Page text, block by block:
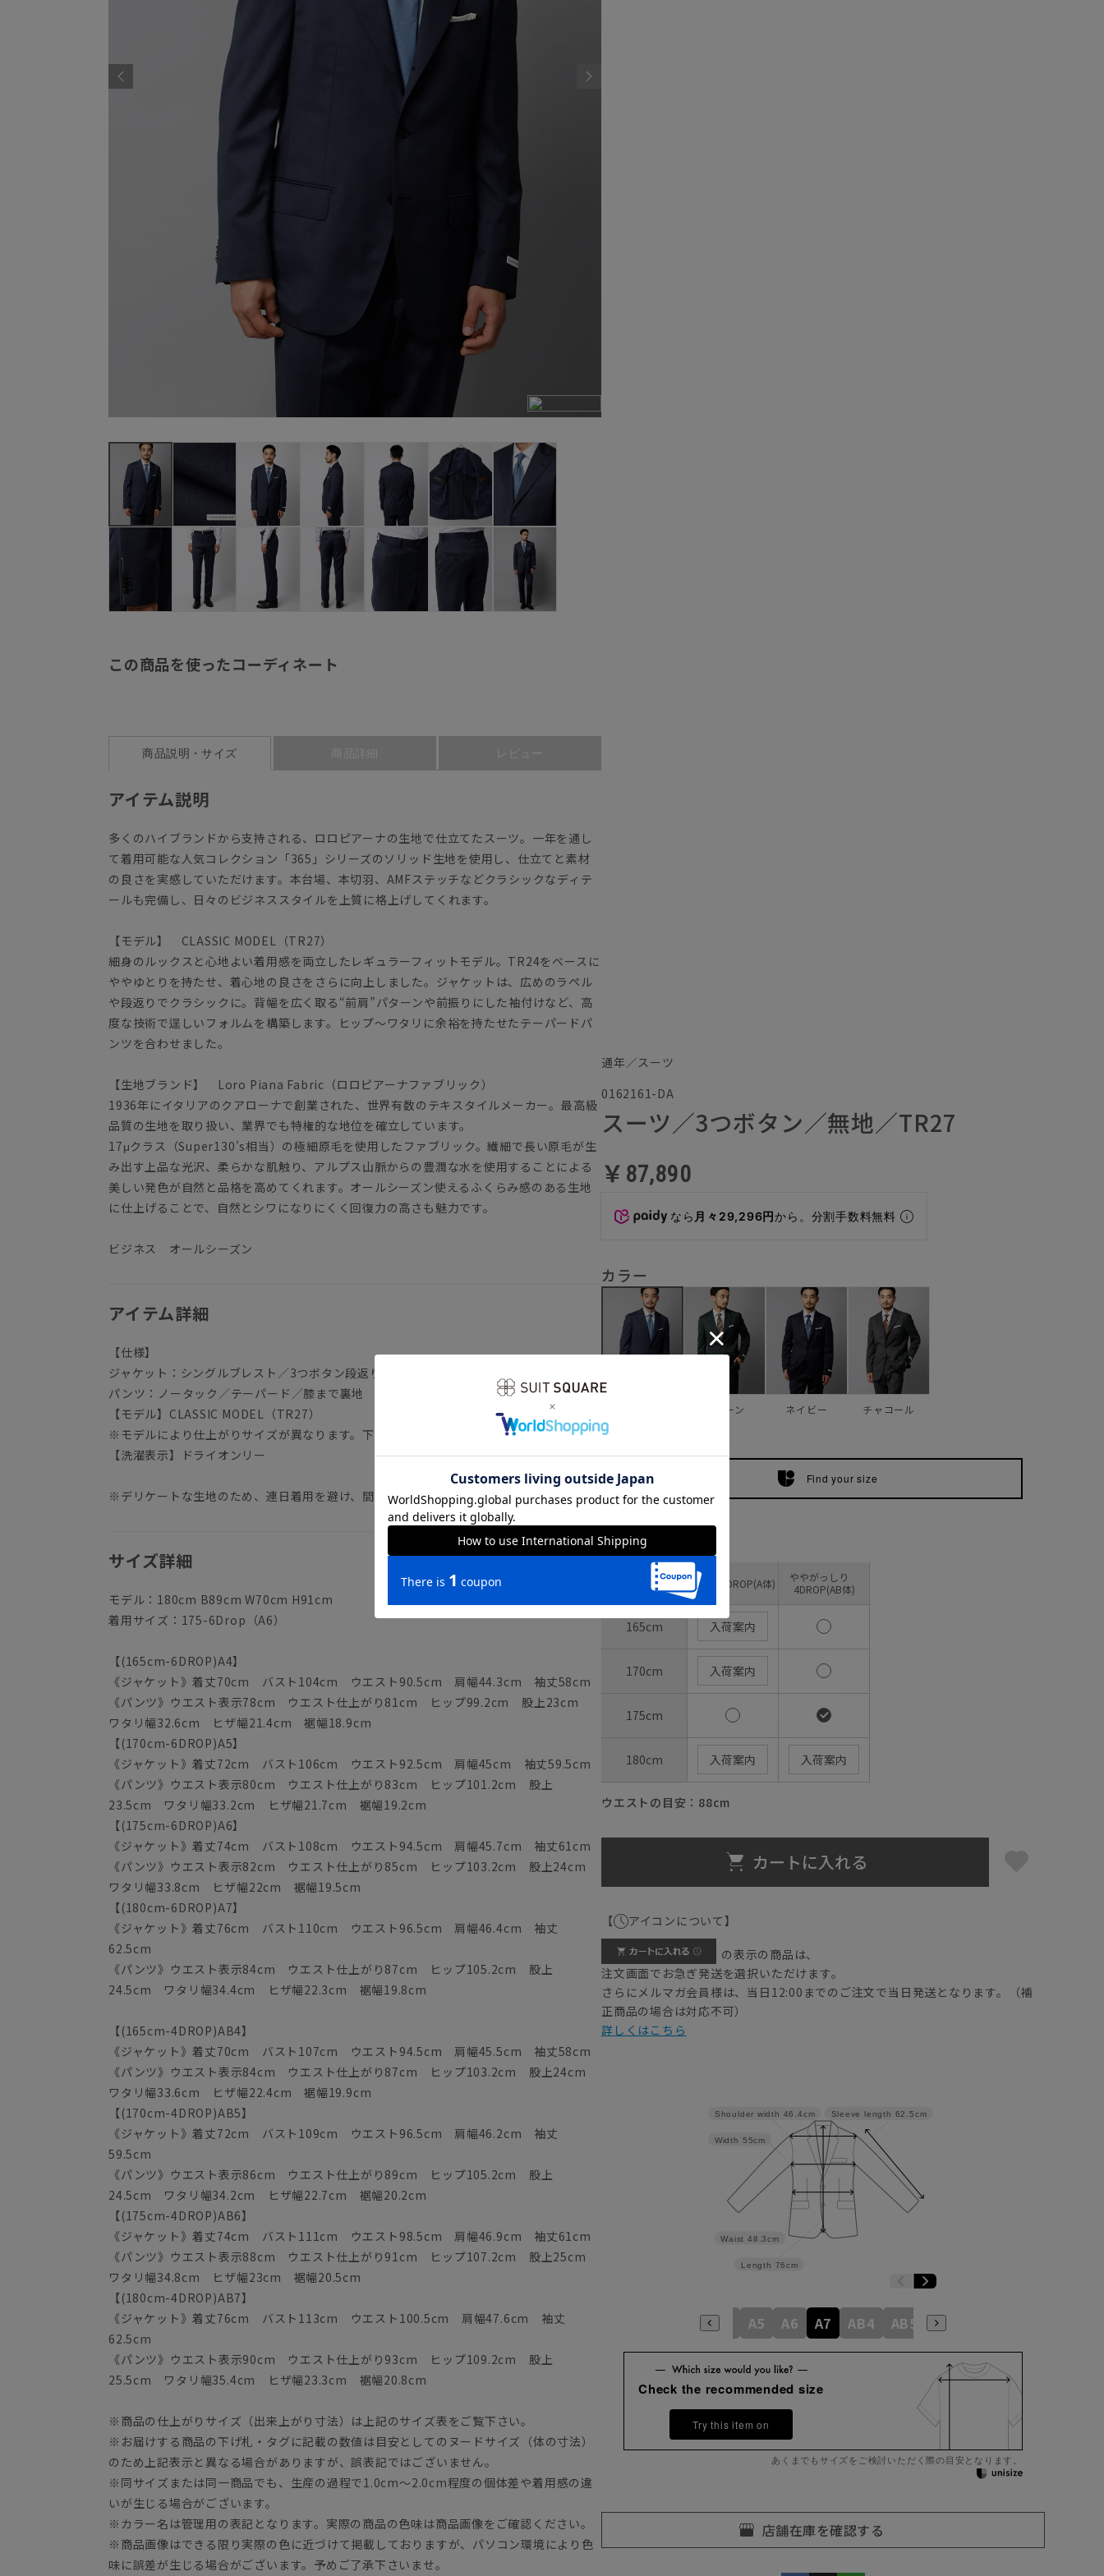
この商品を使ったコーディネート
商品説明・サイズ 商品詳細 レビュー
アイテム説明
多くのハイブランドから支持される、ロロピアーナの生地で仕立てたスーツ。一年を通し
て着用可能な人気コレクション「365」シリーズのソリッド生地を使用し、仕立てと素材
の良さを実感していただけます。本台場、本切羽、AMFステッチなどクラシックなディテ
ールも完備し、日々のビジネススタイルを上質に格上げしてくれます。
【モデル】 CLASSIC MODEL（TR27）
細身のルックスと心地よい着用感を両立したレギュラーフィットモデル。TR24をベースに
ややゆとりを持たせ、着心地の良さをさらに向上しました。ジャケットは、広めのラペル
や段返りでクラシックに。背幅を広く取る“前肩”パターンや前振りにした袖付けなど、高
度な技術で逞しいフォルムを構築します。ヒップ～ワタリに余裕を持たせたテーパードパ
ンツを合わせました。
【生地ブランド】 Loro Piana Fabric（ロロピアーナファブリック）
1936年にイタリアのクアローナで創業された、世界有数のテキスタイルメーカー。最高級
品質の生地を取り扱い、業界でも特権的な地位を確立しています。
17μクラス（Super130's相当）の極細原毛を使用したファブリック。繊細で長い原毛が生
み出す上品な光沢、柔らかな肌触り、アルプス山脈からの豊潤な水を使用することによる
美しい発色が自然と品格を高めてくれます。オールシーズン使えるふくらみ感のある生地
に仕上げることで、自然とシワになりにくく回復力の高さも魅力です。
ビジネス オールシーズン
アイテム詳細
【仕様】
ジャケット：シングルブレスト／3つボタン段返り／背抜き仕立て／本切羽／サイドベンツ
パンツ：ノータック／テーパード／膝まで裏地
【モデル】CLASSIC MODEL（TR27）
※モデルにより仕上がりサイズが異なります。下記のサイズ詳細を必ずご確認下さい。
【洗濯表示】ドライオンリー
※デリケートな生地のため、連日着用を避け、間隔を空けての着用をおすすめ致します。
サイズ詳細
モデル：180cm B89cm W70cm H91cm
着用サイズ：175-6Drop（A6）
【(165cm-6DROP)A4】
《ジャケット》着丈70cm バスト104cm ウエスト90.5cm 肩幅44.3cm 袖丈58cm
《パンツ》ウエスト表示78cm ウエスト仕上がり81cm ヒップ99.2cm 股上23cm
ワタリ幅32.6cm ヒザ幅21.4cm 裾幅18.9cm
【(170cm-6DROP)A5】
《ジャケット》着丈72cm バスト106cm ウエスト92.5cm 肩幅45cm 袖丈59.5cm
《パンツ》ウエスト表示80cm ウエスト仕上がり83cm ヒップ101.2cm 股上
23.5cm ワタリ幅33.2cm ヒザ幅21.7cm 裾幅19.2cm
【(175cm-6DROP)A6】
《ジャケット》着丈74cm バスト108cm ウエスト94.5cm 肩幅45.7cm 袖丈61cm
《パンツ》ウエスト表示82cm ウエスト仕上がり85cm ヒップ103.2cm 股上24cm
ワタリ幅33.8cm ヒザ幅22cm 裾幅19.5cm
【(180cm-6DROP)A7】
《ジャケット》着丈76cm バスト110cm ウエスト96.5cm 肩幅46.4cm 袖丈
62.5cm
《パンツ》ウエスト表示84cm ウエスト仕上がり87cm ヒップ105.2cm 股上
24.5cm ワタリ幅34.4cm ヒザ幅22.3cm 裾幅19.8cm
【(165cm-4DROP)AB4】
《ジャケット》着丈70cm バスト107cm ウエスト94.5cm 肩幅45.5cm 袖丈58cm
《パンツ》ウエスト表示84cm ウエスト仕上がり87cm ヒップ103.2cm 股上24cm
ワタリ幅33.6cm ヒザ幅22.4cm 裾幅19.9cm
【(170cm-4DROP)AB5】
《ジャケット》着丈72cm バスト109cm ウエスト96.5cm 肩幅46.2cm 袖丈
59.5cm
《パンツ》ウエスト表示86cm ウエスト仕上がり89cm ヒップ105.2cm 股上
24.5cm ワタリ幅34.2cm ヒザ幅22.7cm 裾幅20.2cm
【(175cm-4DROP)AB6】
《ジャケット》着丈74cm バスト111cm ウエスト98.5cm 肩幅46.9cm 袖丈61cm
《パンツ》ウエスト表示88cm ウエスト仕上がり91cm ヒップ107.2cm 股上25cm
ワタリ幅34.8cm ヒザ幅23cm 裾幅20.5cm
【(180cm-4DROP)AB7】
《ジャケット》着丈76cm バスト113cm ウエスト100.5cm 肩幅47.6cm 袖丈
62.5cm
《パンツ》ウエスト表示90cm ウエスト仕上がり93cm ヒップ109.2cm 股上
25.5cm ワタリ幅35.4cm ヒザ幅23.3cm 裾幅20.8cm
※商品の仕上がりサイズ（出来上がり寸法）は上記のサイズ表をご覧下さい。
※お届けする商品の下げ札・タグに記載の数値は目安としてのヌードサイズ（体の寸法）
のため上記表示と異なる場合がありますが、誤表記ではございません。
※同サイズまたは同一商品でも、生産の過程で1.0cm～2.0cm程度の個体差や着用感の違
いが生じる場合がございます。
※カラー名は管理用の表記となります。実際の商品の色味は商品画像をご確認ください。
※商品画像はできる限り実際の色に近づけて掲載しておりますが、パソコン環境により色
味に誤差が生じる場合がございます。予めご了承下さいませ。
通年／スーツ
0162161-DA
スーツ／3つボタン／無地／TR27
￥87,890
なら 月々29,296円から。分割手数料無料
カラー
グリーン ネイビー チャコール
Find your size
サイズ
体型（DROP)
普通 6DROP(A体)
ややがっしり
4DROP(AB体)
165cm 入荷案内
170cm 入荷案内
175cm
180cm 入荷案内 入荷案内
ウエストの目安： 88cm
カートに入れる
【 アイコンについて】
の表示の商品は、
注文画面でお急ぎ発送を選択いただけます。
さらにメルマガ会員様は、当日12:00までのご注文で当日発送となります。（補
正商品の場合は対応不可）
詳しくはこちら
Sleeve length 62.5cm
Length 76cm
Waist 48.3cm
Width 55cm
Shoulder width 46.4cm
A4 A5 A6 A7 AB4 AB5 AB6
Check the recommended size
Try this item on
あくまでもサイズをご検討いただく際の目安となります。